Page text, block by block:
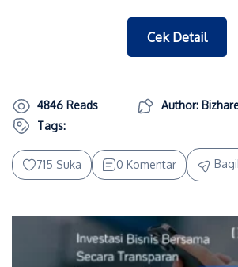
Cek Detail
4846 Reads
Author:
Tags:
715 Suka 0 Komentar